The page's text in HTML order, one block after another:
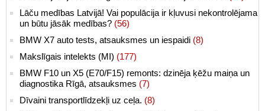
Lāču medības Latvijā! Vai populācija ir kļuvusi nekontrolējama
un būtu jāsāk medības? (56)
BMW X7 auto tests, atsauksmes un iespaidi (8)
Makslīgais intelekts (MI) (177)
BMW F10 un X5 (E70/F15) remonts: dzinēja ķēžu maiņa un
diagnostika Rīgā, atsauksmes (7)
Dīvaini transportlīdzekļi uz ceļa. (8)